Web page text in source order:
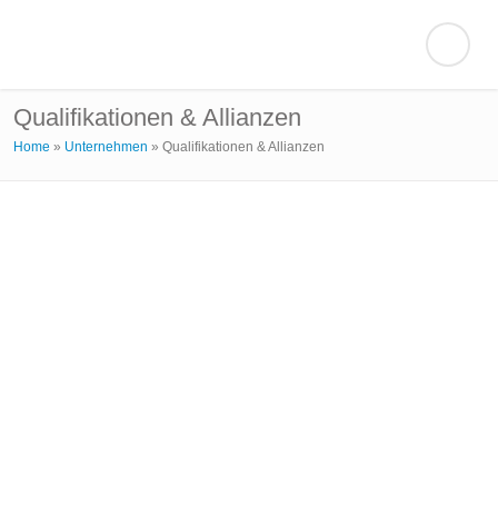
Qualifikationen & Allianzen
Home » Unternehmen » Qualifikationen & Allianzen